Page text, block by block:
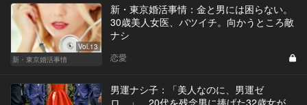
Vol.13
新・東京婚活事情
新・東京婚活事情：金と男には困らない。
30歳美人女医、バツイチ。向かうところ敵
ナシ
恋愛
男運ナシ子：「美人なのに、男運ゼ